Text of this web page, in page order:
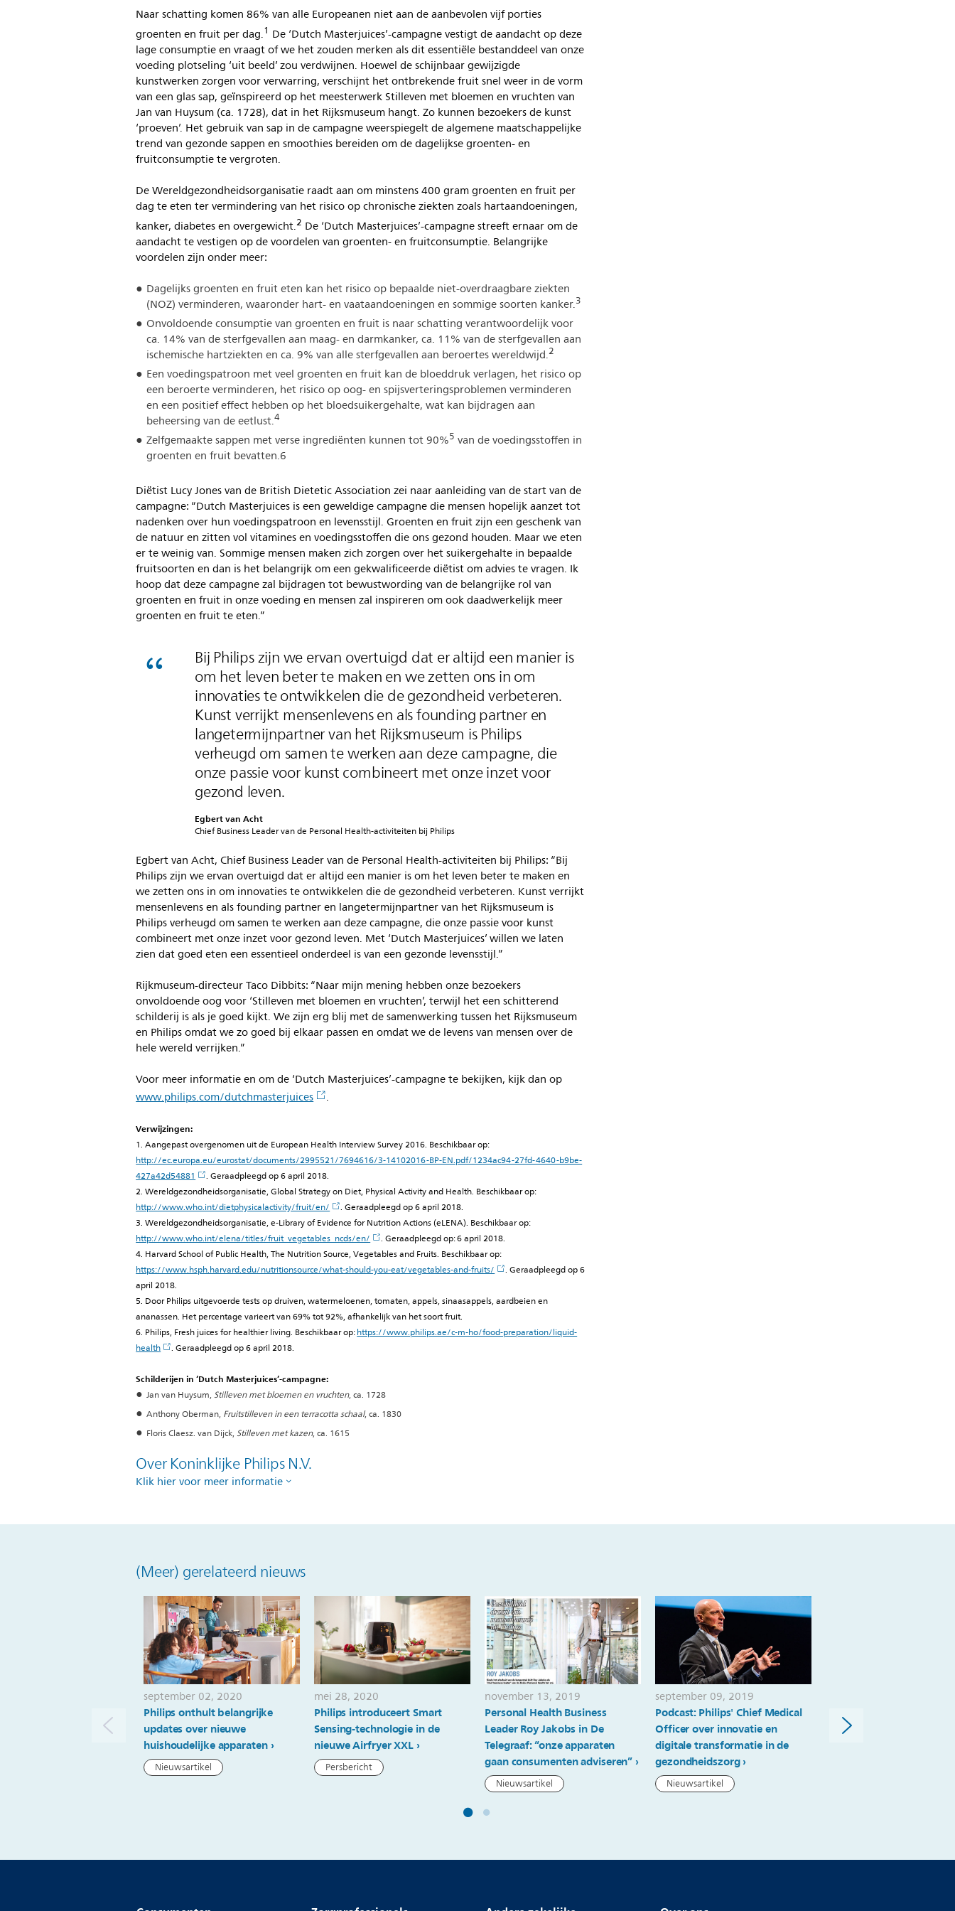
Naar schatting komen 86% van alle Europeanen niet aan de aanbevolen vijf porties
groenten en fruit per dag.1 De ‘Dutch Masterjuices’-campagne vestigt de aandacht op deze
lage consumptie en vraagt of we het zouden merken als dit essentiële bestanddeel van onze
voeding plotseling ‘uit beeld’ zou verdwijnen. Hoewel de schijnbaar gewijzigde
kunstwerken zorgen voor verwarring, verschijnt het ontbrekende fruit snel weer in de vorm
van een glas sap, geïnspireerd op het meesterwerk Stilleven met bloemen en vruchten van
Jan van Huysum (ca. 1728), dat in het Rijksmuseum hangt. Zo kunnen bezoekers de kunst
‘proeven’. Het gebruik van sap in de campagne weerspiegelt de algemene maatschappelijke
trend van gezonde sappen en smoothies bereiden om de dagelijkse groenten- en
fruitconsumptie te vergroten.
De Wereldgezondheidsorganisatie raadt aan om minstens 400 gram groenten en fruit per
dag te eten ter vermindering van het risico op chronische ziekten zoals hartaandoeningen,
kanker, diabetes en overgewicht.2 De ‘Dutch Masterjuices’-campagne streeft ernaar om de
aandacht te vestigen op de voordelen van groenten- en fruitconsumptie. Belangrijke
voordelen zijn onder meer:
Dagelijks groenten en fruit eten kan het risico op bepaalde niet-overdraagbare ziekten
(NOZ) verminderen, waaronder hart- en vaataandoeningen en sommige soorten kanker.3
Onvoldoende consumptie van groenten en fruit is naar schatting verantwoordelijk voor
ca. 14% van de sterfgevallen aan maag- en darmkanker, ca. 11% van de sterfgevallen aan
ischemische hartziekten en ca. 9% van alle sterfgevallen aan beroertes wereldwijd.2
Een voedingspatroon met veel groenten en fruit kan de bloeddruk verlagen, het risico op
een beroerte verminderen, het risico op oog- en spijsverteringsproblemen verminderen
en een positief effect hebben op het bloedsuikergehalte, wat kan bijdragen aan
beheersing van de eetlust.4
Zelfgemaakte sappen met verse ingrediënten kunnen tot 90%5 van de voedingsstoffen in
groenten en fruit bevatten.6
Diëtist Lucy Jones van de British Dietetic Association zei naar aanleiding van de start van de
campagne: “Dutch Masterjuices is een geweldige campagne die mensen hopelijk aanzet tot
nadenken over hun voedingspatroon en levensstijl. Groenten en fruit zijn een geschenk van
de natuur en zitten vol vitamines en voedingsstoffen die ons gezond houden. Maar we eten
er te weinig van. Sommige mensen maken zich zorgen over het suikergehalte in bepaalde
fruitsoorten en dan is het belangrijk om een gekwalificeerde diëtist om advies te vragen. Ik
hoop dat deze campagne zal bijdragen tot bewustwording van de belangrijke rol van
groenten en fruit in onze voeding en mensen zal inspireren om ook daadwerkelijk meer
groenten en fruit te eten.”
Bij Philips zijn we ervan overtuigd dat er altijd een manier is
om het leven beter te maken en we zetten ons in om
innovaties te ontwikkelen die de gezondheid verbeteren.
Kunst verrijkt mensenlevens en als founding partner en
langetermijnpartner van het Rijksmuseum is Philips
verheugd om samen te werken aan deze campagne, die
onze passie voor kunst combineert met onze inzet voor
gezond leven.
Egbert van Acht
Chief Business Leader van de Personal Health-activiteiten bij Philips
Egbert van Acht, Chief Business Leader van de Personal Health-activiteiten bij Philips: “Bij
Philips zijn we ervan overtuigd dat er altijd een manier is om het leven beter te maken en
we zetten ons in om innovaties te ontwikkelen die de gezondheid verbeteren. Kunst verrijkt
mensenlevens en als founding partner en langetermijnpartner van het Rijksmuseum is
Philips verheugd om samen te werken aan deze campagne, die onze passie voor kunst
combineert met onze inzet voor gezond leven. Met ‘Dutch Masterjuices’ willen we laten
zien dat goed eten een essentieel onderdeel is van een gezonde levensstijl.”
Rijkmuseum-directeur Taco Dibbits: “Naar mijn mening hebben onze bezoekers
onvoldoende oog voor ‘Stilleven met bloemen en vruchten’, terwijl het een schitterend
schilderij is als je goed kijkt. We zijn erg blij met de samenwerking tussen het Rijksmuseum
en Philips omdat we zo goed bij elkaar passen en omdat we de levens van mensen over de
hele wereld verrijken.”
Voor meer informatie en om de ‘Dutch Masterjuices’-campagne te bekijken, kijk dan op
www.philips.com/dutchmasterjuices
.
Verwijzingen:
1. Aangepast overgenomen uit de European Health Interview Survey 2016. Beschikbaar op:
http://ec.europa.eu/eurostat/documents/2995521/7694616/3-14102016-BP-EN.pdf/1234ac94-27fd-4640-b9be-
427a42d54881
. Geraadpleegd op 6 april 2018.
2. Wereldgezondheidsorganisatie, Global Strategy on Diet, Physical Activity and Health. Beschikbaar op:
http://www.who.int/dietphysicalactivity/fruit/en/
. Geraadpleegd op 6 april 2018.
3. Wereldgezondheidsorganisatie, e-Library of Evidence for Nutrition Actions (eLENA). Beschikbaar op:
http://www.who.int/elena/titles/fruit_vegetables_ncds/en/
. Geraadpleegd op: 6 april 2018.
4. Harvard School of Public Health, The Nutrition Source, Vegetables and Fruits. Beschikbaar op:
https://www.hsph.harvard.edu/nutritionsource/what-should-you-eat/vegetables-and-fruits/
. Geraadpleegd op 6
april 2018.
5. Door Philips uitgevoerde tests op druiven, watermeloenen, tomaten, appels, sinaasappels, aardbeien en
ananassen. Het percentage varieert van 69% tot 92%, afhankelijk van het soort fruit.
6. Philips, Fresh juices for healthier living. Beschikbaar op:https://www.philips.ae/c-m-ho/food-preparation/liquid-
health
. Geraadpleegd op 6 april 2018.
Schilderijen in ‘Dutch Masterjuices’-campagne:
Jan van Huysum, Stilleven met bloemen en vruchten, ca. 1728
Anthony Oberman, Fruitstilleven in een terracotta schaal, ca. 1830
Floris Claesz. van Dijck, Stilleven met kazen, ca. 1615
Over Koninklijke Philips N.V.
Klik hier voor meer informatie
(Meer) gerelateerd nieuws
september 02, 2020
Philips onthult belangrijke
updates over nieuwe
huishoudelijke apparaten
Nieuwsartikel
mei 28, 2020
Philips introduceert Smart
Sensing-technologie in de
nieuwe Airfryer XXL
Persbericht
november 13, 2019
Personal Health Business
Leader Roy Jakobs in De
Telegraaf: “onze apparaten
gaan consumenten adviseren”
Nieuwsartikel
september 09, 2019
Podcast: Philips' Chief Medical
Officer over innovatie en
digitale transformatie in de
gezondheidszorg
Nieuwsartikel
Philips wint Red Dot
the Best' Design Award